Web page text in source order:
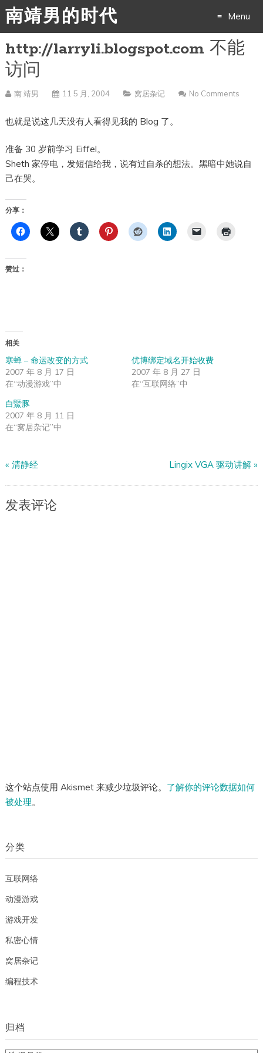
南靖男的时代 Menu
Skip
content
http://larryli.blogspot.com 不能
访问
南 靖男 11 5 月, 2004 窝居杂记 No Comments
也就是说这几天没有人看得见我的 Blog 了。
准备 30 岁前学习 Eiffel。
Sheth 家停电，发短信给我，说有过自杀的想法。黑暗中她说自
己在哭。
分享：
赞过：
相关
寒蝉 – 命运改变的方式
2007 年 8 月 17 日
在“动漫游戏”中
优博绑定域名开始收费
2007 年 8 月 27 日
在“互联网络”中
白鱀豚
2007 年 8 月 11 日
在“窝居杂记”中
« 清静经 Lingix VGA 驱动讲解 »
发表评论
这个站点使用 Akismet 来减少垃圾评论。 了解你的评论数据如何
被处理。
分类
互联网络
动漫游戏
游戏开发
私密心情
窝居杂记
编程技术
归档